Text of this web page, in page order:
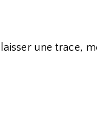
une trace,